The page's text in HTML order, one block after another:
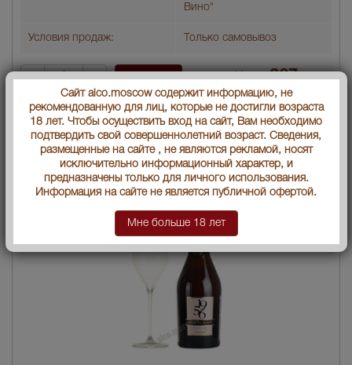
Вино"
Условия продаж: Только самовывоз
Цена:267руб.
Другие товары Таманское
Сайт alco.moscow содержит информацию, не
рекомендованную для лиц, которые не достигли возраста
18 лет. Чтобы осуществить вход на сайт, Вам необходимо
подтвердить свой совершеннолетний возраст. Сведения,
размещенные на сайте , не являются рекламой, носят
исключительно информационный характер, и
предназначены только для личного использования.
Информация на сайте не является публичной офертой.
Мне больше 18 лет